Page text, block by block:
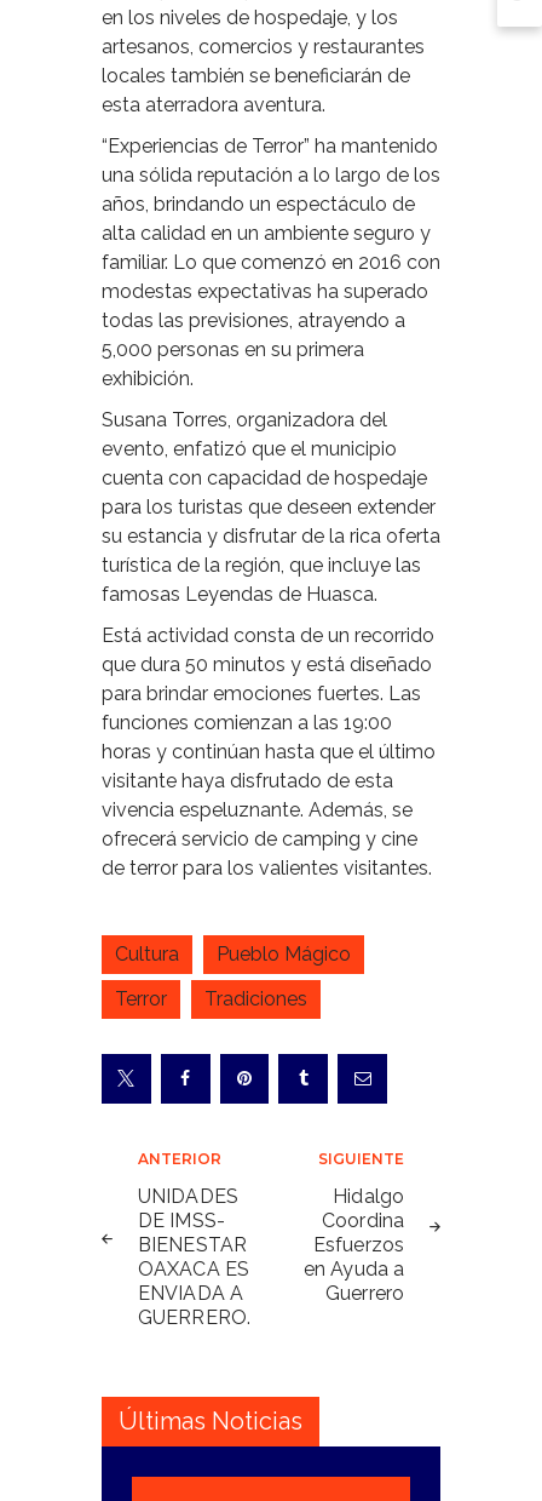
en los niveles de hospedaje, y los
artesanos, comercios y restaurantes
locales también se beneficiarán de
esta aterradora aventura.
“Experiencias de Terror” ha mantenido
una sólida reputación a lo largo de los
años, brindando un espectáculo de
alta calidad en un ambiente seguro y
familiar. Lo que comenzó en 2016 con
modestas expectativas ha superado
todas las previsiones, atrayendo a
5,000 personas en su primera
exhibición.
Susana Torres, organizadora del
evento, enfatizó que el municipio
cuenta con capacidad de hospedaje
para los turistas que deseen extender
su estancia y disfrutar de la rica oferta
turística de la región, que incluye las
famosas Leyendas de Huasca.
Está actividad consta de un recorrido
que dura 50 minutos y está diseñado
para brindar emociones fuertes. Las
funciones comienzan a las 19:00
horas y continúan hasta que el último
visitante haya disfrutado de esta
vivencia espeluznante. Además, se
ofrecerá servicio de camping y cine
de terror para los valientes visitantes.
Cultura
Pueblo Mágico
Terror
Tradiciones
Navegación
de
entradas
ANTERIOR
UNIDADES
DE IMSS-
BIENESTAR
OAXACA ES
ENVIADA A
GUERRERO.
SIGUIENTE
Hidalgo
Coordina
Esfuerzos
en Ayuda a
Guerrero
Últimas Noticias